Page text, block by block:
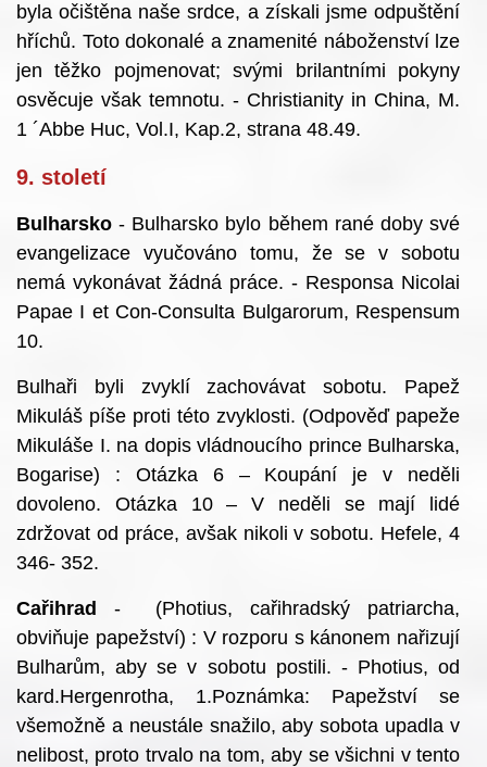
byla očištěna naše srdce, a získali jsme odpuštění
hříchů. Toto dokonalé a znamenité náboženství lze
jen těžko pojmenovat; svými brilantními pokyny
osvěcuje však temnotu. - Christianity in China, M.
1 ´Abbe Huc, Vol.I, Kap.2, strana 48.49.
9. století
Bulharsko - Bulharsko bylo během rané doby své
evangelizace vyučováno tomu, že se v sobotu
nemá vykonávat žádná práce. - Responsa Nicolai
Papae I et Con-Consulta Bulgarorum, Respensum
10.
Bulhaři byli zvyklí zachovávat sobotu. Papež
Mikuláš píše proti této zvyklosti. (Odpověď papeže
Mikuláše I. na dopis vládnoucího prince Bulharska,
Bogarise) : Otázka 6 – Koupání je v neděli
dovoleno. Otázka 10 – V neděli se mají lidé
zdržovat od práce, avšak nikoli v sobotu. Hefele, 4
346- 352.
Cařihrad
- (Photius, cařihradský patriarcha,
obviňuje papežství) : V rozporu s kánonem nařizují
Bulharům, aby se v sobotu postili. - Photius, od
kard.Hergenrotha, 1.Poznámka: Papežství se
všemožně a neustále snažilo, aby sobota upadla v
nelibost, proto trvalo na tom, aby se všichni v tento